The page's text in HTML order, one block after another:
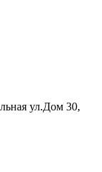
ул.Дом 30,